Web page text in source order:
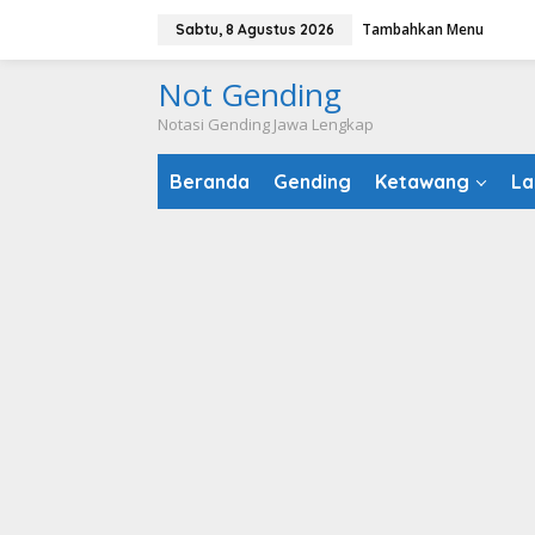
konten
Sabtu, 8 Agustus 2026 Tambahkan Menu
Not Gending
Notasi Gending Jawa Lengkap
Beranda Gending Ketawang